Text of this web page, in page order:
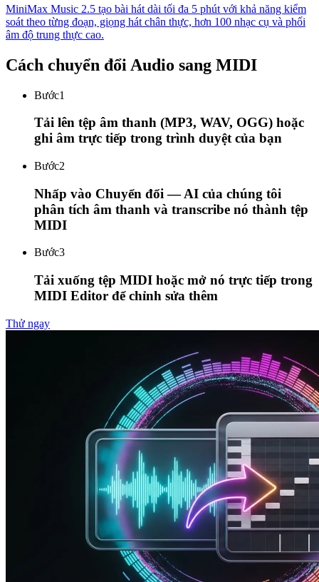
MiniMax Music 2.5 tạo bài hát dài tối đa 5 phút với khả năng kiểm
soát theo từng đoạn, giọng hát chân thực, hơn 100 nhạc cụ và phối
âm độ trung thực cao.
Cách chuyển đổi Audio sang MIDI
Bước1
Tải lên tệp âm thanh (MP3, WAV, OGG) hoặc
ghi âm trực tiếp trong trình duyệt của bạn
Bước2
Nhấp vào Chuyển đổi — AI của chúng tôi
phân tích âm thanh và transcribe nó thành tệp
MIDI
Bước3
Tải xuống tệp MIDI hoặc mở nó trực tiếp trong
MIDI Editor để chỉnh sửa thêm
Thử ngay